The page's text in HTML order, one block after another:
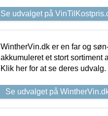
Se udvalget på
WintherVin.dk er en far og
akkumuleret et stort sortiment
Klik her for at se deres udvalg.
Se udvalget på